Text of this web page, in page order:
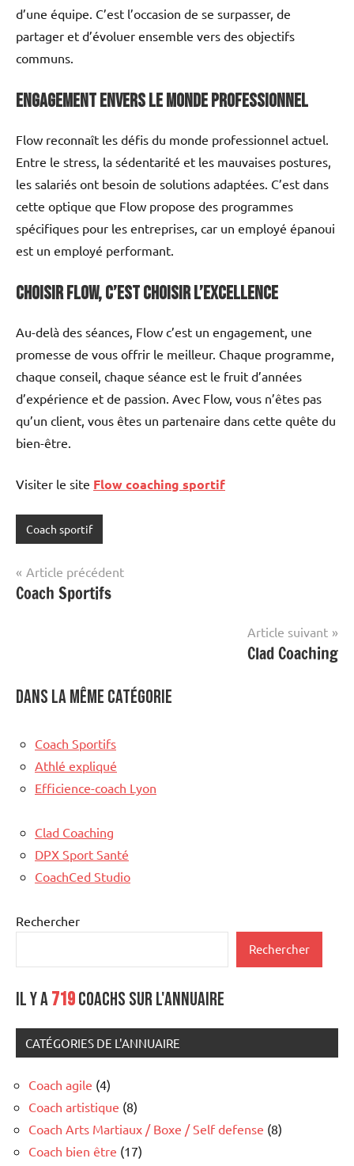
d’une équipe. C’est l’occasion de se surpasser, de
partager et d’évoluer ensemble vers des objectifs
communs.
Engagement envers le monde professionnel
Flow reconnaît les défis du monde professionnel actuel.
Entre le stress, la sédentarité et les mauvaises postures,
les salariés ont besoin de solutions adaptées. C’est dans
cette optique que Flow propose des programmes
spécifiques pour les entreprises, car un employé épanoui
est un employé performant.
Choisir Flow, c’est choisir l’excellence
Au-delà des séances, Flow c’est un engagement, une
promesse de vous offrir le meilleur. Chaque programme,
chaque conseil, chaque séance est le fruit d’années
d’expérience et de passion. Avec Flow, vous n’êtes pas
qu’un client, vous êtes un partenaire dans cette quête du
bien-être.
Visiter le site Flow coaching sportif
Coach sportif
Navigation
de
Article précédent
Coach Sportifs
Article suivant
Clad Coaching
Dans la même catégorie
Coach Sportifs
Athlé expliqué
Efficience-coach Lyon
Clad Coaching
DPX Sport Santé
CoachCed Studio
Rechercher
Rechercher
Il y a719coachs sur l'annuaire
CATÉGORIES DE L'ANNUAIRE
Coach agile (4)
Coach artistique (8)
Coach Arts Martiaux / Boxe / Self defense (8)
Coach bien être (17)